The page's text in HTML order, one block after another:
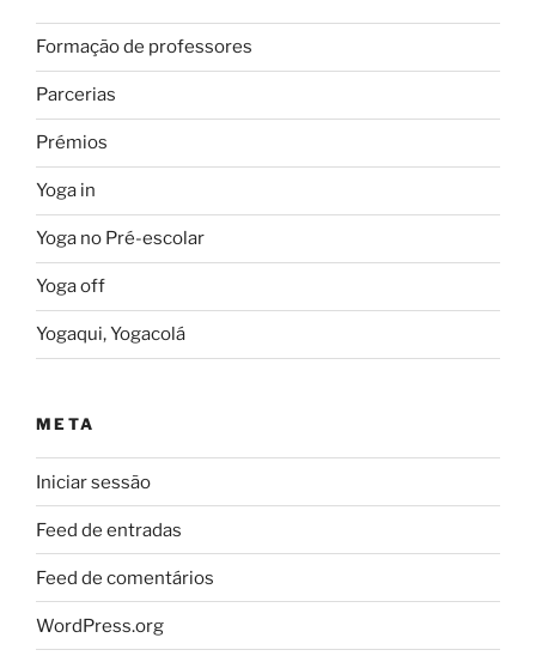
Formação de professores
Parcerias
Prémios
Yoga in
Yoga no Pré-escolar
Yoga off
Yogaqui, Yogacolá
META
Iniciar sessão
Feed de entradas
Feed de comentários
WordPress.org